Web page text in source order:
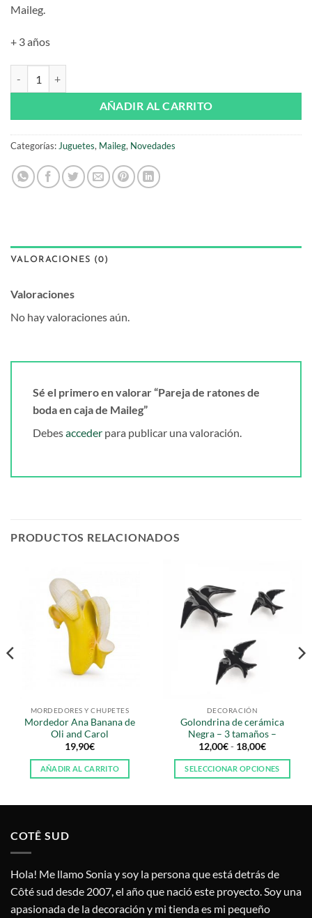
Maileg.
+ 3 años
AÑADIR AL CARRITO
Categorías: Juguetes, Maileg, Novedades
VALORACIONES (0)
Valoraciones
No hay valoraciones aún.
Sé el primero en valorar “Pareja de ratones de
boda en caja de Maileg”
Debesacceder para publicar una valoración.
PRODUCTOS RELACIONADOS
MORDEDORES Y CHUPETES
Mordedor Ana Banana de
Oli and Carol
19,90€
AÑADIR AL CARRITO
DECORACIÓN
Golondrina de cerámica
Negra – 3 tamaños –
12,00€- 18,00€Rango
precios:
desde
12,00€
SELECCIONAR OPCIONES
opciones
pueden
COTÊ SUD
Hola! Me llamo Sonia y soy la persona que está detrás de
Côté sud desde 2007, el año que nació este proyecto. Soy una
apasionada de la decoración y mi tienda es mi pequeño